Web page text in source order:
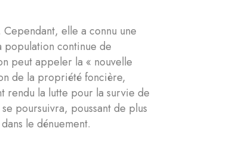
elle a connu une
population continue de
peut appeler la « nouvelle
de la propriété foncière,
rendu la lutte pour la survie de
poursuivra, poussant de plus
le dénuement.